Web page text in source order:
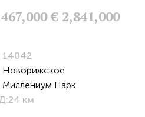
€ 2,841,000
14042
Новорижское
Миллениум Парк
24 км